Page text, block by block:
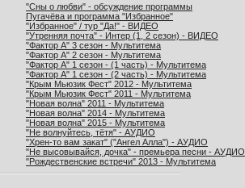
"Сны о любви" - обсуждение программы
Пугачёва и программа "Избранное"
"Избранное" / тур "Да!" - ВИДЕО
"Утренняя почта" - Интер (1, 2 сезон) - ВИДЕО
"Фактор А" 3 сезон - Мультитема
"Фактор А" 2 сезон - Мультитема
"Фактор А" 1 сезон - (1 часть) - Мультитема
"Фактор А" 1 сезон - (2 часть) - Мультитема
"Крым Мьюзик Фест" 2012 - Мультитема
"Крым Мьюзик Фест" 2011 - Мультитема
"Новая волна" 2011 - Мультитема
"Новая волна" 2014 - Мультитема
"Новая волна" 2015 - Мультитема
"Не волнуйтесь, тётя" - АУДИО
"Хрен-то вам закат" ("Ангел Алла") - АУДИО
"Не высовывайся, дочка" - премьера песни - АУДИО
"Рождественские встречи" 2013 - Мультитема